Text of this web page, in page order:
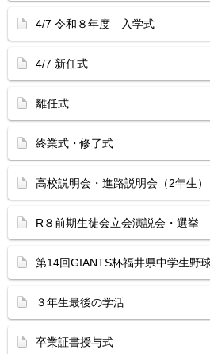
4/7 令和８年度 入学式
4/7 新任式
離任式
終業式・修了式
高校説明会・進路説明会（2年生）
R８前期生徒会立会演説会・選挙
第14回GIANTS杯福井県中学生野
３年生最後の学活
卒業証書授与式